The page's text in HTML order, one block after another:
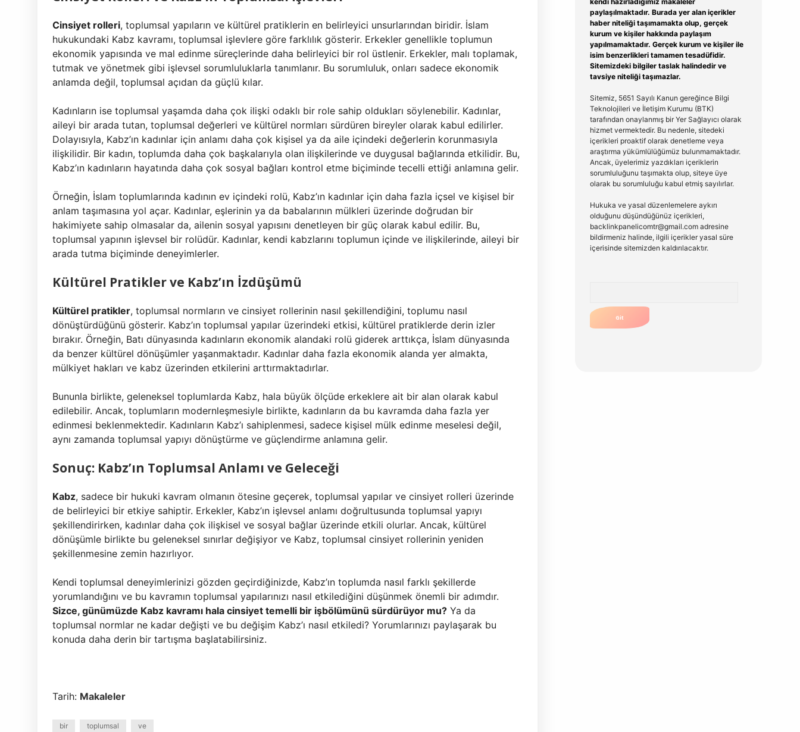
Cinsiyet rolleri, toplumsal yapıların ve kültürel pratiklerin en belirleyici unsurlarından biridir. İslam
hukukundaki Kabz kavramı, toplumsal işlevlere göre farklılık gösterir. Erkekler genellikle toplumun
ekonomik yapısında ve mal edinme süreçlerinde daha belirleyici bir rol üstlenir. Erkekler, malı toplamak,
tutmak ve yönetmek gibi işlevsel sorumluluklarla tanımlanır. Bu sorumluluk, onları sadece ekonomik
anlamda değil, toplumsal açıdan da güçlü kılar.
Kadınların ise toplumsal yaşamda daha çok ilişki odaklı bir role sahip oldukları söylenebilir. Kadınlar,
aileyi bir arada tutan, toplumsal değerleri ve kültürel normları sürdüren bireyler olarak kabul edilirler.
Dolayısıyla, Kabz’ın kadınlar için anlamı daha çok kişisel ya da aile içindeki değerlerin korunmasıyla
ilişkilidir. Bir kadın, toplumda daha çok başkalarıyla olan ilişkilerinde ve duygusal bağlarında etkilidir. Bu,
Kabz’ın kadınların hayatında daha çok sosyal bağları kontrol etme biçiminde tecelli ettiği anlamına gelir.
Örneğin, İslam toplumlarında kadının ev içindeki rolü, Kabz’ın kadınlar için daha fazla içsel ve kişisel bir
anlam taşımasına yol açar. Kadınlar, eşlerinin ya da babalarının mülkleri üzerinde doğrudan bir
hakimiyete sahip olmasalar da, ailenin sosyal yapısını denetleyen bir güç olarak kabul edilir. Bu,
toplumsal yapının işlevsel bir rolüdür. Kadınlar, kendi kabzlarını toplumun içinde ve ilişkilerinde, aileyi bir
arada tutma biçiminde deneyimlerler.
Kültürel Pratikler ve Kabz’ın İzdüşümü
Kültürel pratikler, toplumsal normların ve cinsiyet rollerinin nasıl şekillendiğini, toplumu nasıl
dönüştürdüğünü gösterir. Kabz’ın toplumsal yapılar üzerindeki etkisi, kültürel pratiklerde derin izler
bırakır. Örneğin, Batı dünyasında kadınların ekonomik alandaki rolü giderek arttıkça, İslam dünyasında
da benzer kültürel dönüşümler yaşanmaktadır. Kadınlar daha fazla ekonomik alanda yer almakta,
mülkiyet hakları ve kabz üzerinden etkilerini arttırmaktadırlar.
Bununla birlikte, geleneksel toplumlarda Kabz, hala büyük ölçüde erkeklere ait bir alan olarak kabul
edilebilir. Ancak, toplumların modernleşmesiyle birlikte, kadınların da bu kavramda daha fazla yer
edinmesi beklenmektedir. Kadınların Kabz’ı sahiplenmesi, sadece kişisel mülk edinme meselesi değil,
aynı zamanda toplumsal yapıyı dönüştürme ve güçlendirme anlamına gelir.
Sonuç: Kabz’ın Toplumsal Anlamı ve Geleceği
Kabz, sadece bir hukuki kavram olmanın ötesine geçerek, toplumsal yapılar ve cinsiyet rolleri üzerinde
de belirleyici bir etkiye sahiptir. Erkekler, Kabz’ın işlevsel anlamı doğrultusunda toplumsal yapıyı
şekillendirirken, kadınlar daha çok ilişkisel ve sosyal bağlar üzerinde etkili olurlar. Ancak, kültürel
dönüşümle birlikte bu geleneksel sınırlar değişiyor ve Kabz, toplumsal cinsiyet rollerinin yeniden
şekillenmesine zemin hazırlıyor.
Kendi toplumsal deneyimlerinizi gözden geçirdiğinizde, Kabz’ın toplumda nasıl farklı şekillerde
yorumlandığını ve bu kavramın toplumsal yapılarınızı nasıl etkilediğini düşünmek önemli bir adımdır.
Sizce, günümüzde Kabz kavramı hala cinsiyet temelli bir işbölümünü sürdürüyor mu? Ya da
toplumsal normlar ne kadar değişti ve bu değişim Kabz’ı nasıl etkiledi? Yorumlarınızı paylaşarak bu
konuda daha derin bir tartışma başlatabilirsiniz.
Tarih: Makaleler
bir toplumsal ve
paylaşılmaktadır. Burada yer alan içerikler
haber niteliği taşımamakta olup, gerçek
kurum ve kişiler hakkında paylaşım
yapılmamaktadır. Gerçek kurum ve kişiler ile
isim benzerlikleri tamamen tesadüfidir.
Sitemizdeki bilgiler taslak halindedir ve
tavsiye niteliği taşımazlar.
Sitemiz, 5651 Sayılı Kanun gereğince Bilgi
Teknolojileri ve İletişim Kurumu (BTK)
tarafından onaylanmış bir Yer Sağlayıcı olarak
hizmet vermektedir. Bu nedenle, sitedeki
içerikleri proaktif olarak denetleme veya
araştırma yükümlülüğümüz bulunmamaktadır.
Ancak, üyelerimiz yazdıkları içeriklerin
sorumluluğunu taşımakta olup, siteye üye
olarak bu sorumluluğu kabul etmiş sayılırlar.
Hukuka ve yasal düzenlemelere aykırı
olduğunu düşündüğünüz içerikleri,
backlinkpanelicomtr@gmail.comadresine
bildirmeniz halinde, ilgili içerikler yasal süre
içerisinde sitemizden kaldırılacaktır.